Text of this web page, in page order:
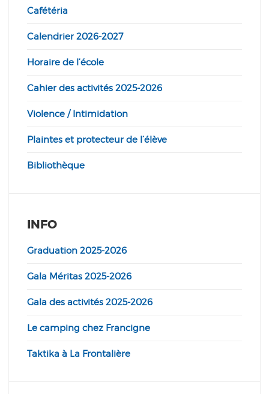
Cafétéria
Calendrier 2026-2027
Horaire de l’école
Cahier des activités 2025-2026
Violence / Intimidation
Plaintes et protecteur de l’élève
Bibliothèque
INFO
Graduation 2025-2026
Gala Méritas 2025-2026
Gala des activités 2025-2026
Le camping chez Francigne
Taktika à La Frontalière